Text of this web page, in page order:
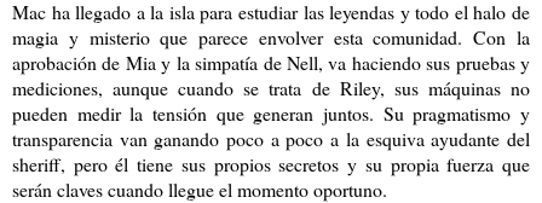
Mac ha llegado a la isla para estudiar las leyendas y todo el halo de
magia y misterio que parece envolver esta comunidad. Con la
aprobación de Mia y la simpatía de Nell, va haciendo sus pruebas y
mediciones, aunque cuando se trata de Riley, sus máquinas no
pueden medir la tensión que generan juntos. Su pragmatismo y
transparencia van ganando poco a poco a la esquiva ayudante del
sheriff, pero él tiene sus propios secretos y su propia fuerza que
serán claves cuando llegue el momento oportuno.